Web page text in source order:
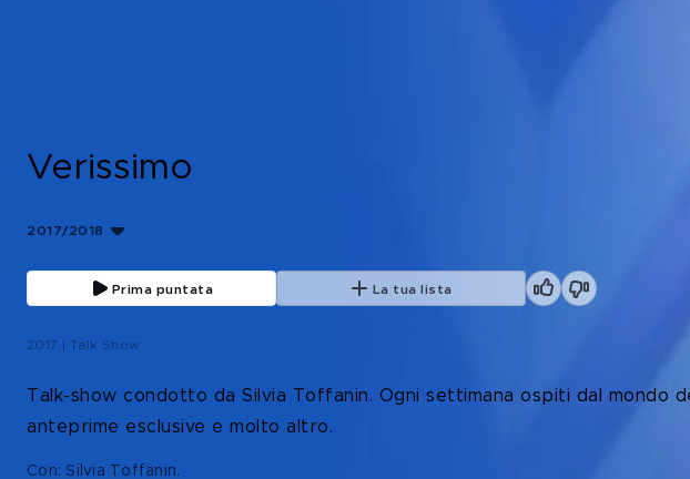
Verissimo
2017/2018
Prima puntata La tua lista
2017 | Talk Show
Talk-show condotto da Silvia Toffanin. Ogni settimana ospiti dal mondo
anteprime esclusive e molto altro.
Con: Silvia Toffanin.